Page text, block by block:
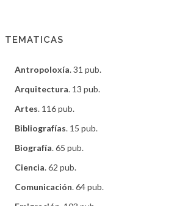
TEMATICAS
Antropoloxía. 31 pub.
Arquitectura. 13 pub.
Artes. 116 pub.
Bibliografías. 15 pub.
Biografía. 65 pub.
Ciencia. 62 pub.
Comunicación. 64 pub.